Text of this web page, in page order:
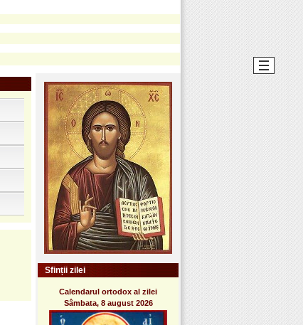
Sfinții zilei
Calendarul ortodox al zilei
Sâmbata, 8 august 2026